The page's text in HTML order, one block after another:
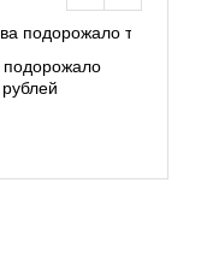
подорожало